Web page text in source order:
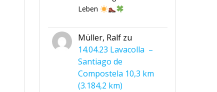
Leben
Müller, Ralf zu
14.04.23 Lavacolla –
Santiago de
Compostela 10,3 km
(3.184,2 km)